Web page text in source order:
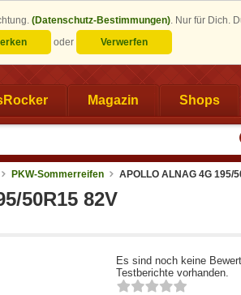
(Datenschutz-Bestimmungen). Nur für Dich.
oder Verwerfen
Magazin Shops
PKW-Sommerreifen APOLLO ALNAG 4G 195/
50R15 82V
Es sind noch keine
Testberichte vorhanden.